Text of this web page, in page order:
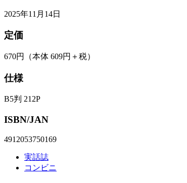
2025年11月14日
定価
670円 （本体 609円＋税）
仕様
B5判 212P
ISBN/JAN
4912053750169
実話誌
コンビニ